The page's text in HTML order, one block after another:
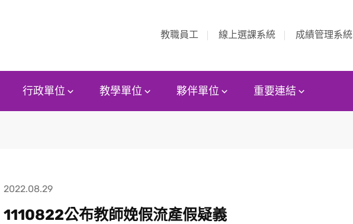
教職員工 線上選課系統 成績管理系統
行政單位 教學單位 夥伴單位 重要連結
2022.08.29
1110822公布教師娩假流產假疑義